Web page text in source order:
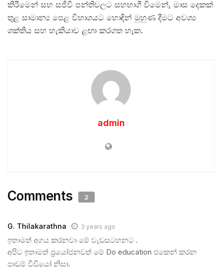
කිරීමෙන් සහ සජීවී පන්තිවලට සහභාගී වීමෙන්, මාස දෙකක්
තුළ සාමාන්‍ය පෙළ විභාගයට හොඳින් මුහුණ දීමට අවශ්‍ය
ශක්තිය සහ හැකියාව ළඟා කරගත හැක.
admin
Comments 2
G. Thilakarathna 3 years ago
ඉතාමත් අගය කරනවා මේ වැඩසටහනට .
අපිට ඉතාමත් ප්‍රයෝජනවත් මේ Do education එකෙන් කරන
පාඩම් වීඩීයෝ නිසා.